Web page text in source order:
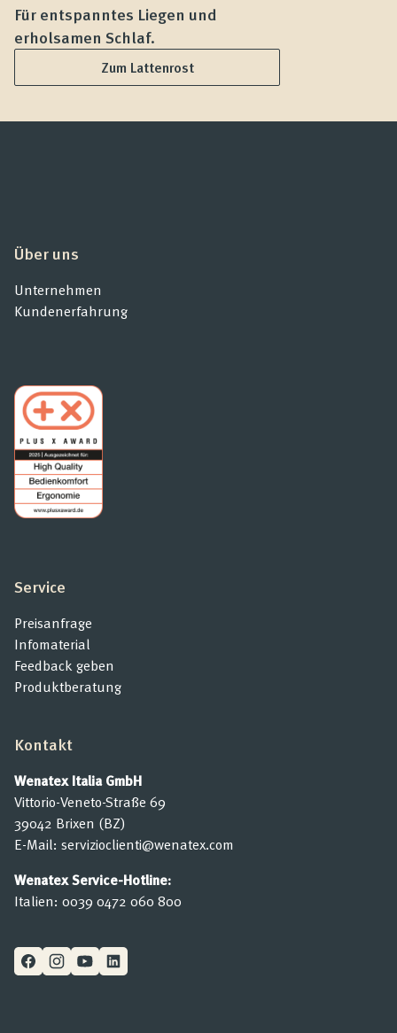
Für entspanntes Liegen und
erholsamen Schlaf.
Zum Lattenrost
Über uns
Unternehmen
Kundenerfahrung
Service
Preisanfrage
Infomaterial
Feedback geben
Produktberatung
Kontakt
Wenatex Italia GmbH
Vittorio-Veneto-Straße 69
39042 Brixen (BZ)
E-Mail: servizioclienti@wenatex.com
Wenatex Service-Hotline:
Italien: 0039 0472 060 800